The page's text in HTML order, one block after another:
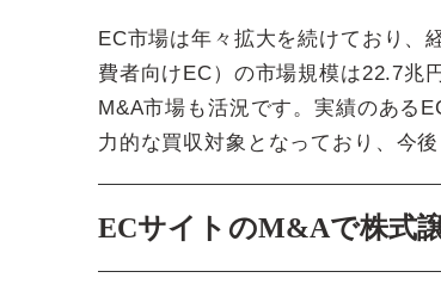
EC市場は年々拡大を続けており、
費者向けEC）の市場規模は22.7兆
M&A市場も活況です。実績のある
力的な買収対象となっており、今
ECサイトのM&Aで株式